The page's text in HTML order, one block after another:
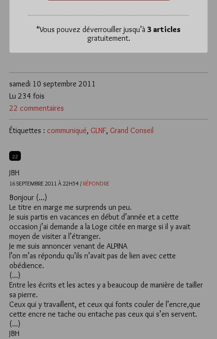
*Vous pouvez déverrouiller jusqu’à 3 articles
gratuitement.
samedi 10 septembre 2011
22 commentaires
Lu 234 fois
Étiquettes : communiqué, GLNF, Grand Conseil
22
JBH
16 SEPTEMBRE 2011 À 22H54 / RÉPONDRE
Bonjour (…)
Le titre en marge me surprends un peu.
Je suis partis en vacances en début d’année et a cette
occasion j’ai demande a la Loge citée en marge si il y avait
moyen de visiter a l’étranger.
Je me suis annoncer venant de ALPINA
l’on m’as répondu qu’ils n’avait pas de lien avec cette
obédience.
(…)
Entre les écrits et les actes y a beaucoup de manière de tailler
sa pierre.
Ceux qui y travaillent, et ceux qui fonts couler de l’encre,que
cette encre ne tache ou entache pas ceux qui s’en servent.
(…)
JBH